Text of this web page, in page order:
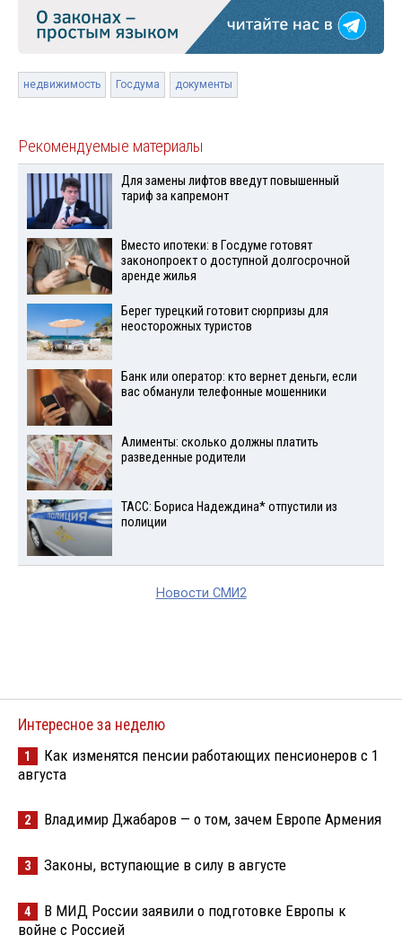
недвижимость Госдума документы
Рекомендуемые материалы
Для замены лифтов введут повышенный
тариф за капремонт
Вместо ипотеки: в Госдуме готовят
законопроект о доступной долгосрочной
аренде жилья
Берег турецкий готовит сюрпризы для
неосторожных туристов
Банк или оператор: кто вернет деньги, если
вас обманули телефонные мошенники
Алименты: сколько должны платить
разведенные родители
ТАСС: Бориса Надеждина* отпустили из
полиции
Новости СМИ2
Интересное за неделю
1
Как изменятся пенсии работающих пенсионеров с 1
августа
2 Владимир Джабаров — о том, зачем Европе Армения
3 Законы, вступающие в силу в августе
4
В МИД России заявили о подготовке Европы к
войне с Россией